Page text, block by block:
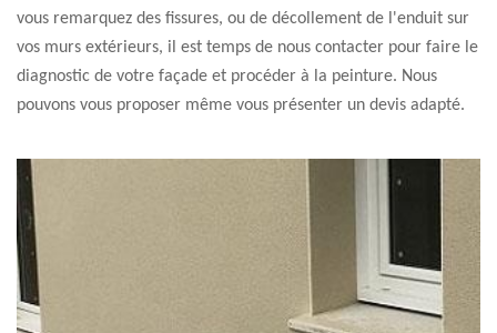
vous remarquez des fissures, ou de décollement de l'enduit sur
vos murs extérieurs, il est temps de nous contacter pour faire le
diagnostic de votre façade et procéder à la peinture. Nous
pouvons vous proposer même vous présenter un devis adapté.